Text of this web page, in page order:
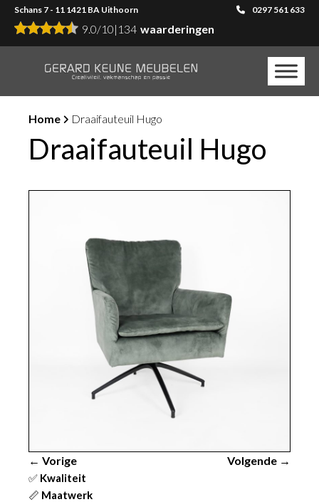
Schans 7 - 11 1421 BA Uithoorn 0297 561 633
9.0/10| 134 waarderingen
Home Draaifauteuil Hugo
Draaifauteuil Hugo
← Vorige Volgende →
✅ Kwaliteit
📏 Maatwerk